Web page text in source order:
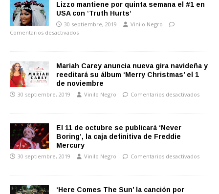
Lizzo mantiene por quinta semana el #1 en
USA con ‘Truth Hurts’
30 septiembre, 2019
Vinilo Negro
Comentarios desactivados
Mariah Carey anuncia nueva gira navideña y
reeditará su álbum ‘Merry Christmas’ el 1
de noviembre
30 septiembre, 2019 Vinilo Negro Comentarios desactivados
El 11 de octubre se publicará ‘Never
Boring’, la caja definitiva de Freddie
Mercury
30 septiembre, 2019 Vinilo Negro Comentarios desactivados
‘Here Comes The Sun’ la canción por